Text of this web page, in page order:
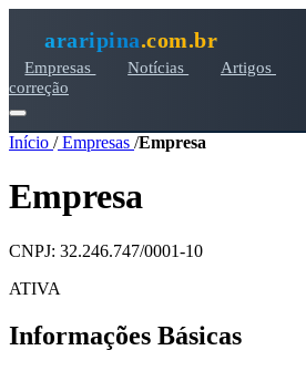
araripina.com.br
Empresas Notícias Artigos
correção
Início /Empresas /Empresa
Empresa
CNPJ: 32.246.747/0001-10
ATIVA
Informações Básicas